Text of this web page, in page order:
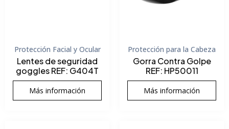
Protección Facial y Ocular
Lentes de seguridad
goggles REF: G404T
Más información
Protección para la Cabeza
Gorra Contra Golpe
REF: HP50011
Más información